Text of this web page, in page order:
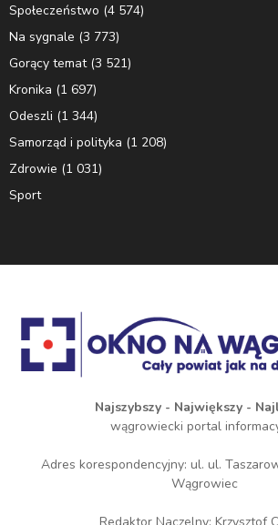
Społeczeństwo (4 574)
Na sygnale (3 773)
Gorący temat(3 521)
Kronika (1 697)
Odeszli (1 344)
Samorząd i polityka (1 208)
Zdrowie (1 031)
Sport
Najszybszy - Największy -
wągrowiecki portal
Adres korespondencyjny: ul. ul.
Wągrowiec